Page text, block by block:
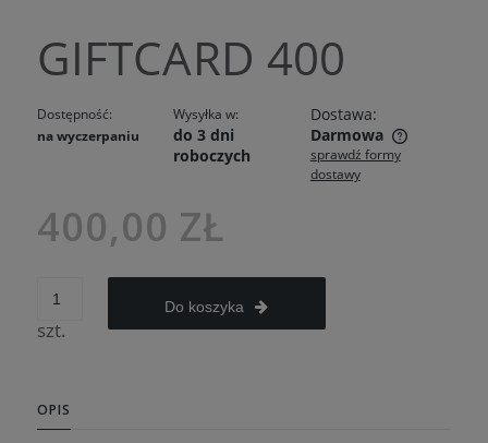
GIFTCARD 400
Dostępność:
na wyczerpaniu
Wysyłka w:
do 3 dni
roboczych
Dostawa:
Darmowa
Cena nie zawiera ewentualnych kosztów płatności
sprawdź formy
dostawy
400,00 ZŁ
szt.
Do koszyka
OPIS